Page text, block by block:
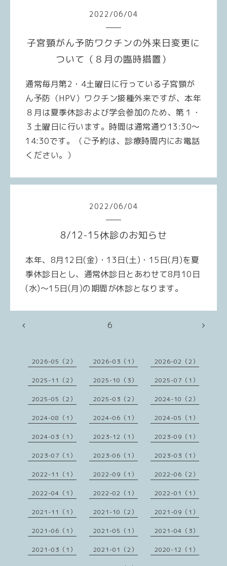
2022 /06/04
子宮頸がん予防ワクチンの外来日変更に
ついて（８月の臨時措置）
通常毎月第2・4土曜日に行っている子宮頸が
ん予防（HPV）ワクチン接種外来ですが、本年
８月は夏季休診および学会参加のため、第１・
３土曜日に行います。時間は通常通り13:30～
14:30です。（ご予約は、診療時間内にお電話
ください。）
2022 /06/04
8/12-15休診のお知らせ
本年、8月12日(金)・13日(土)・15日(月)を夏
季休診日とし、通常休診日とあわせて8月10日
(水)～15日(月)の期間が休診となります。
6
2026-05（2） 2026-03（1） 2026-02（2）
2025-11（2） 2025-10（3） 2025-07（1）
2025-05（2） 2025-03（2） 2024-10（2）
2024-08（1） 2024-06（1） 2024-05（1）
2024-03（1） 2023-12（1） 2023-09（1）
2023-07（1） 2023-06（1） 2023-03（1）
2022-11（1） 2022-09（1） 2022-06（2）
2022-04（1） 2022-02（1） 2022-01（1）
2021-11（1） 2021-10（2） 2021-09（1）
2021-06（1） 2021-05（1） 2021-04（3）
2021-03（1） 2021-01（2） 2020-12（1）